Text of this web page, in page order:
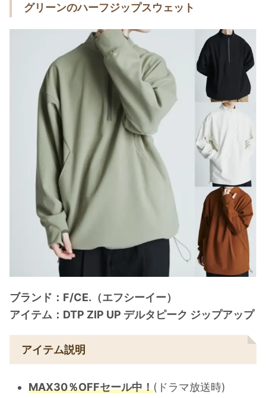
グリーンのハーフジップスウェット
ブランド：F/CE.（エフシーイー）
アイテム：DTP ZIP UP デルタピーク ジップアップ
アイテム説明
MAX30％OFFセール中！(ドラマ放送時)